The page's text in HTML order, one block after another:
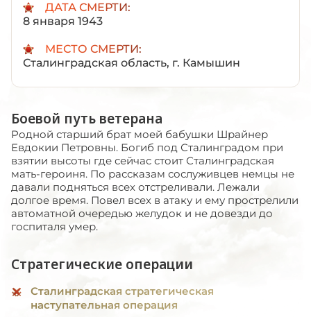
ДАТА СМЕРТИ:
8 января 1943
МЕСТО СМЕРТИ:
Сталинградская область, г. Камышин
Боевой путь ветерана
Родной старший брат моей бабушки Шрайнер
Евдокии Петровны. Богиб под Сталинградом при
взятии высоты где сейчас стоит Сталинградская
мать-героиня. По рассказам сослуживцев немцы не
давали подняться всех отстреливали. Лежали
долгое время. Повел всех в атаку и ему прострелили
автоматной очередью желудок и не довезди до
госпиталя умер.
Стратегические операции
Сталинградская стратегическая
наступательная операция